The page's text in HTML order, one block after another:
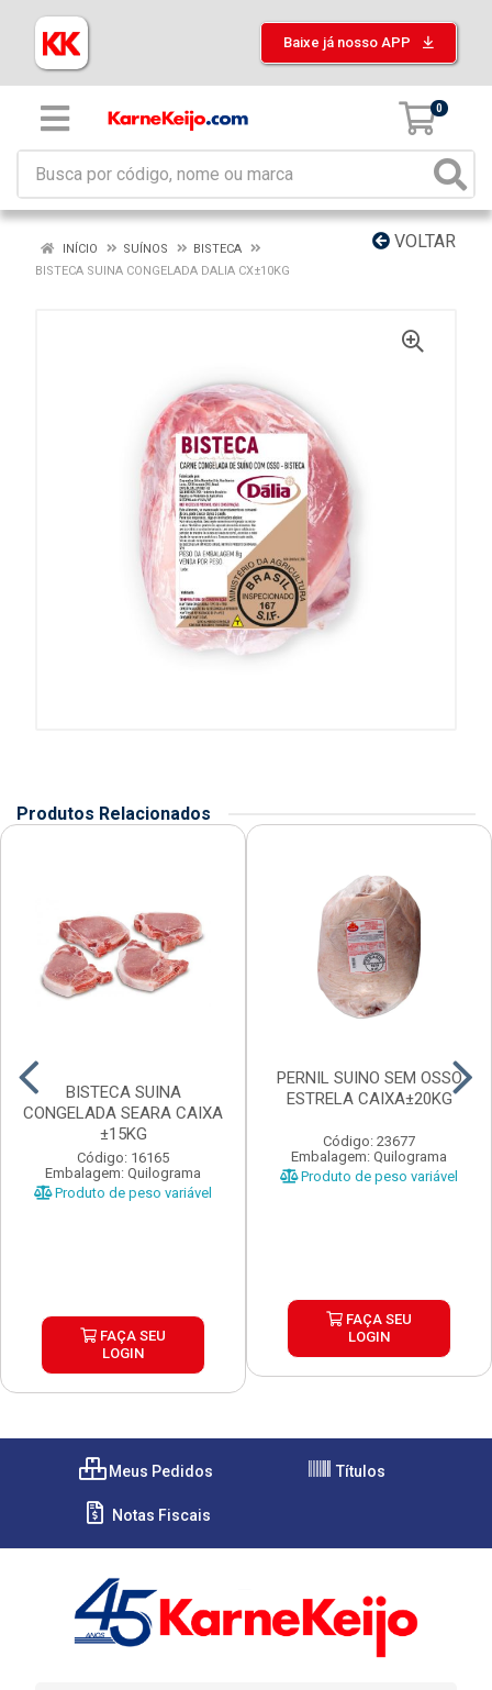
Baixe já nosso APP
0
VOLTAR
INÍCIO SUÍNOS
BISTECA
BISTECA SUINA CONGELADA DALIA CX±10KG
Produtos Relacionados
BISTECA SUINA
CONGELADA SEARA CAIXA
±15KG
Código: 16165
Embalagem: Quilograma
Produto de peso variável
FAÇA SEU
LOGIN
PERNIL SUINO SEM OSSO
ESTRELA CAIXA±20KG
Código: 23677
Embalagem: Quilograma
Produto de peso variável
FAÇA SEU
LOGIN
Meus Pedidos Títulos
Notas Fiscais